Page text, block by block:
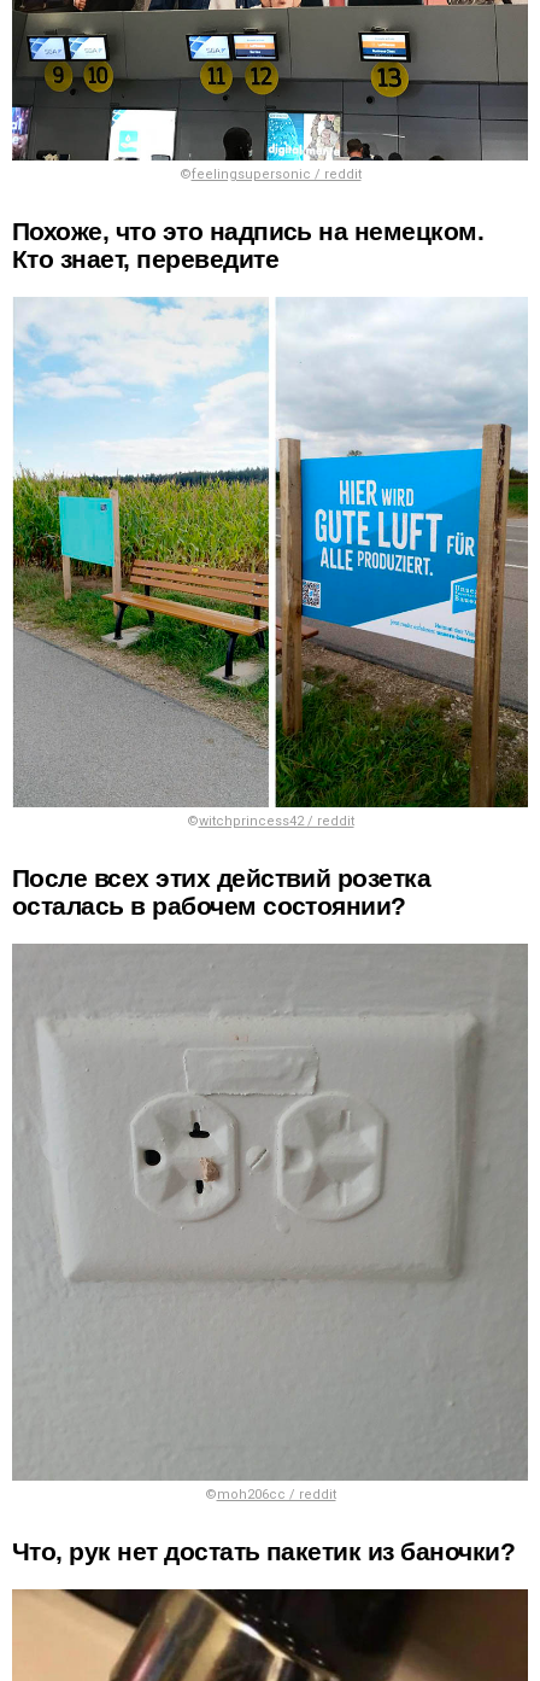
©feelingsupersonic / reddit
Похоже, что это надпись на немецком.
Кто знает, переведите
©witchprincess42 / reddit
После всех этих действий розетка
осталась в рабочем состоянии?
©moh206cc / reddit
Что, рук нет достать пакетик из баночки?